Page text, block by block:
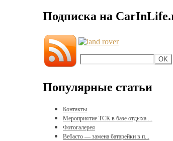
Подписка на
Популярные статьи
Контакты
Мероприятие ТСК в базе отдыха ...
Фотогалерея
Вебасто — замена батарейки в п...